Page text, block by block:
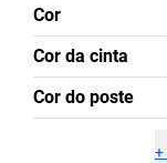
Cor
Cor da cinta
Cor do poste
+